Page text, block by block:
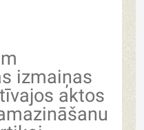
izmaiņas
aktos